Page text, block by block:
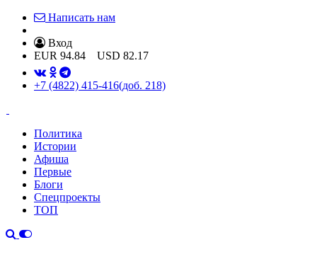
Написать нам
Вход
EUR 94.84 USD 82.17
+7 (4822) 415-416(доб. 218)
Политика
Истории
Афиша
Первые
Блоги
Спецпроекты
ТОП